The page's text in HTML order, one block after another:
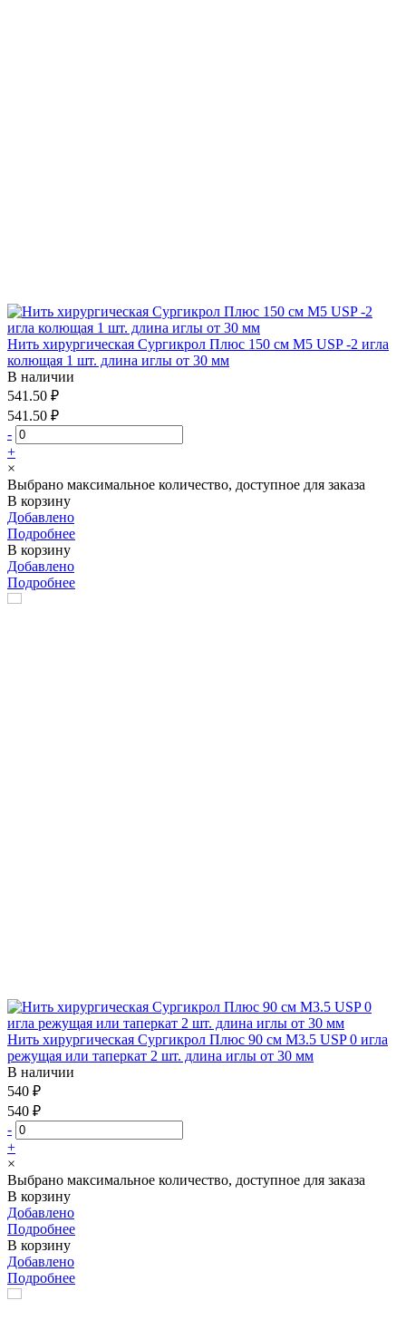
Нить хирургическая Сургикрол Плюс 150 см М5 USP -2 игла
колющая 1 шт. длина иглы от 30 мм
В наличии
541.50 ₽
541.50 ₽
-
+
×
Выбрано максимальное количество, доступное для заказа
В корзину
Добавлено
Подробнее
В корзину
Добавлено
Подробнее
Нить хирургическая Сургикрол Плюс 90 см М3.5 USP 0 игла
режущая или таперкат 2 шт. длина иглы от 30 мм
В наличии
540 ₽
540 ₽
-
+
×
Выбрано максимальное количество, доступное для заказа
В корзину
Добавлено
Подробнее
В корзину
Добавлено
Подробнее